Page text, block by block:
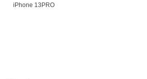
iPhone 13PRO